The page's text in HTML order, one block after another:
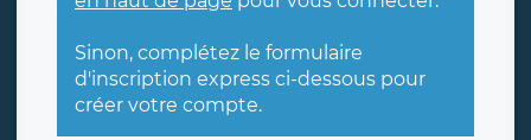
Sinon, complétez le formulaire
d'inscription express ci-dessous pour
créer votre compte.